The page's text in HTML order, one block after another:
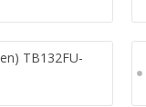
TB132FU-